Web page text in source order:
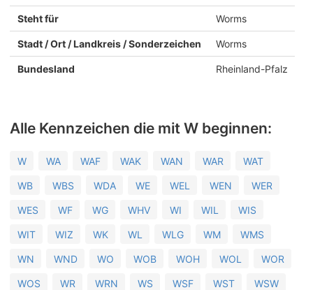
Steht für Worms
Stadt / Ort / Landkreis / Sonderzeichen Worms
Bundesland Rheinland-Pfalz
Alle Kennzeichen die mit W beginnen:
W WA WAF WAK WAN WAR WAT
WB WBS WDA WE WEL WEN WER
WES WF WG WHV WI WIL WIS
WIT WIZ WK WL WLG WM WMS
WN WND WO WOB WOH WOL WOR
WOS WR WRN WS WSF WST WSW